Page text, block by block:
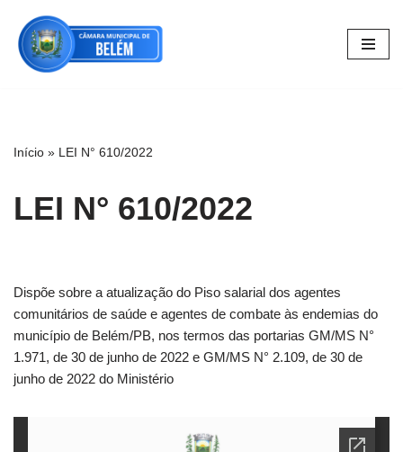
Pular
para
Início » LEI N° 610/2022
LEI N° 610/2022
Dispõe sobre a atualização do Piso salarial dos agentes
comunitários de saúde e agentes de combate às endemias do
município de Belém/PB, nos termos das portarias GM/MS N°
1.971, de 30 de junho de 2022 e GM/MS N° 2.109, de 30 de
junho de 2022 do Ministério